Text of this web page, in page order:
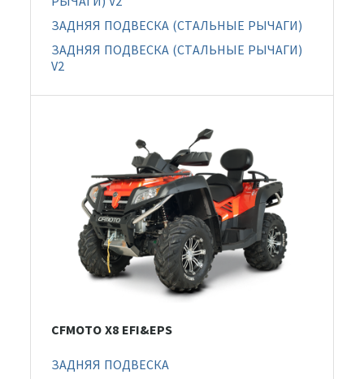
ЗАДНЯЯ ПОДВЕСКА (СТАЛЬНЫЕ РЫЧАГИ)
ЗАДНЯЯ ПОДВЕСКА (СТАЛЬНЫЕ РЫЧАГИ)
V2
CFMOTO X8 EFI&EPS
ЗАДНЯЯ ПОДВЕСКА